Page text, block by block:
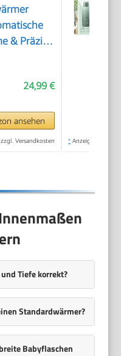
& Präzise
24,99 €
ansehen
Versandkosten * Anzeige
Tiefe korrekt?
Standardwärmer?
Babyflaschen